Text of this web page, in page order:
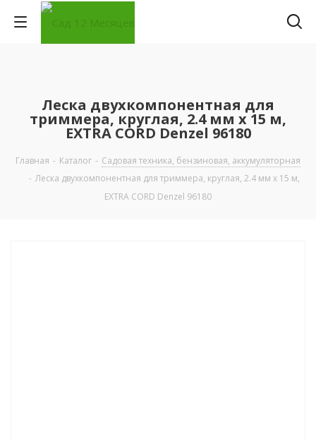
Леска двухкомпонентная для
триммера, круглая, 2.4 мм х 15 м,
EXTRA CORD Denzel 96180
Главная - Каталог - Садовая техника, бензиновая, аккумуляторная
- Леска двухкомпонентная для триммера, круглая, 2.4 мм х 15 м,
EXTRA CORD Denzel 96180